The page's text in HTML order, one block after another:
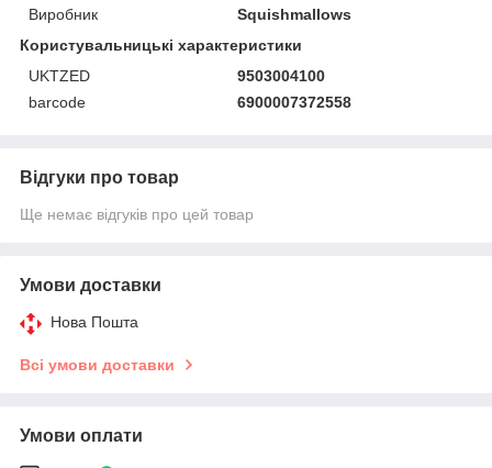
Виробник
Squishmallows
Користувальницькі характеристики
UKTZED
9503004100
barcode
6900007372558
Відгуки про товар
Ще немає відгуків про цей товар
Умови доставки
Нова Пошта
Всі умови доставки
Умови оплати